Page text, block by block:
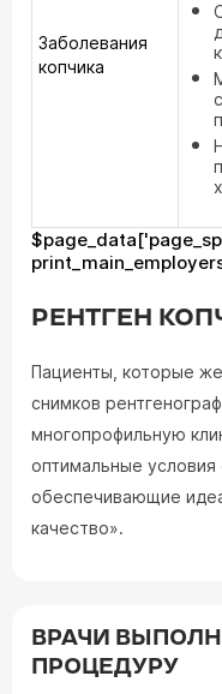
Заболевания
копчика
РЕНТГЕН
Пациенты, которые
снимков
многопрофильную
оптимальные условия
обеспечивающие
качество».
ВРАЧИ
ПРОЦЕДУРУ